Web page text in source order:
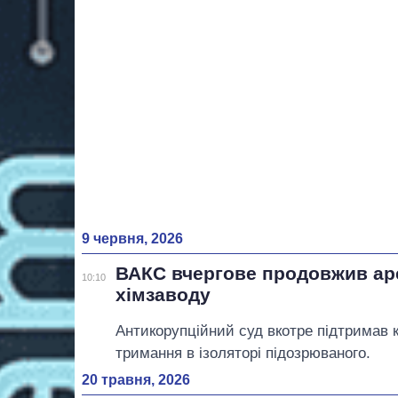
9 червня, 2026
10:10
ВАКС вчергове продовжив
хімзаводу
Антикорупційний суд вкотре
тримання в ізоляторі підозрюваного.
20 травня, 2026